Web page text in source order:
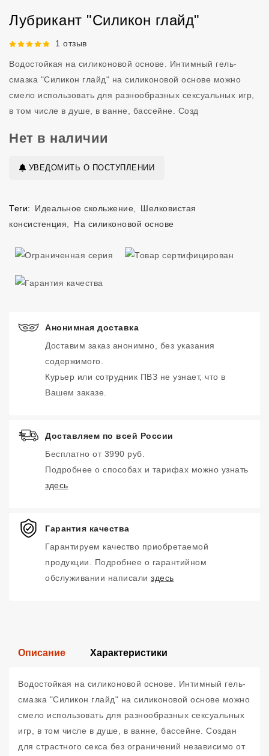
Лубрикант "Силикон глайд"
Рейтинг 5 из 5.1 отзыв
Водостойкая на силиконовой основе. Интимный гель-
смазка "Силикон глайд" на силиконовой основе можно
смело использовать для разнообразных сексуальных игр,
в том числе в душе, в ванне, бассейне. Созд
Нет в наличии
УВЕДОМИТЬ О ПОСТУПЛЕНИИ
Теги: Идеальное скольжение
Шелковистая
консистенция
На силиконовой основе
Анонимная доставка
Доставим заказ анонимно, без указания
содержимого.
Курьер или сотрудник ПВЗ не узнает, что в
Вашем заказе.
Доставляем по всей России
Бесплатно от 3990 руб.
Подробнее о способах и тарифах можно узнать
здесь
Гарантия качества
Гарантируем качество приобретаемой
продукции. Подробнее о гарантийном
обслуживании написали здесь
Описание Характеристики
Водостойкая на силиконовой основе. Интимный гель-
смазка "Силикон глайд" на силиконовой основе можно
смело использовать для разнообразных сексуальных
игр, в том числе в душе, в ванне, бассейне. Создан
для страстного секса без ограничений независимо от